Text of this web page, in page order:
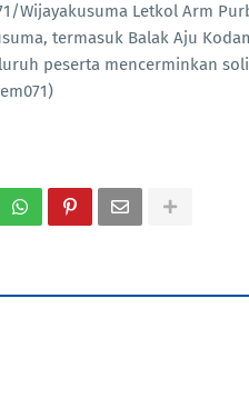
Wijayakusuma Letkol Arm
termasuk Balak Aju
peserta mencerminkan